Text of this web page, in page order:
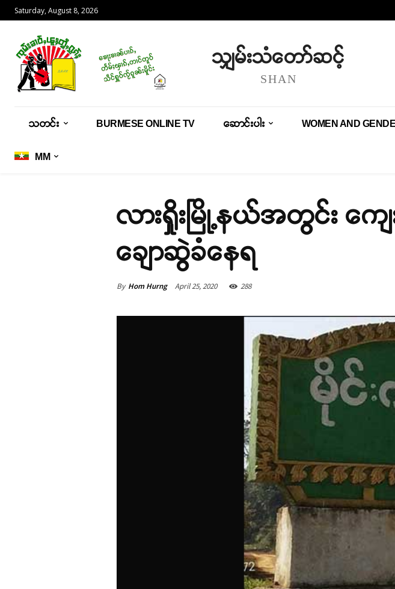
Saturday, August 8, 2026
သျှမ်းသံတော်ဆင့်
SHAN
သတင်း BURMESE ONLINE TV ဆောင်းပါး WOMEN AND
MM
လားရှိုးမြို့နယ်အတွင်း ကျ
ချောဆွဲခံနေရ
By Hom Hurng April 25, 2020 288